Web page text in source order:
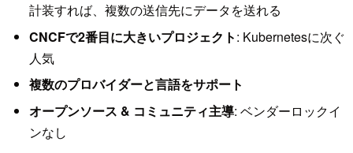
計装すれば、複数の送信先にデータを送れる
CNCFで2番目に大きいプロジェクト: Kubernetesに次ぐ
人気
複数のプロバイダーと言語をサポート
オープンソース & コミュニティ主導: ベンダーロックイ
ンなし